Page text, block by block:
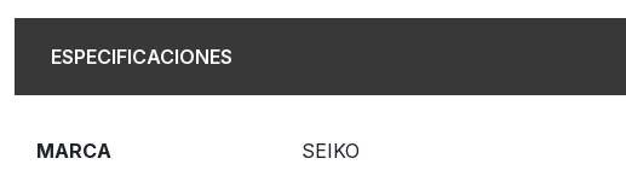
ESPECIFICACIONES
MARCA SEIKO